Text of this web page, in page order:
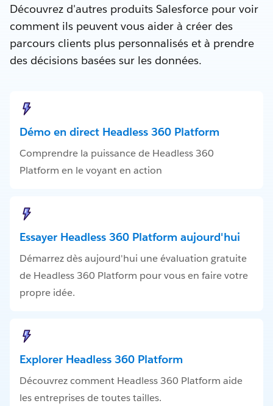
Découvrez d'autres produits Salesforce pour voir
comment ils peuvent vous aider à créer des
parcours clients plus personnalisés et à prendre
des décisions basées sur les données.
Démo en direct Headless 360 Platform
Comprendre la puissance de Headless 360
Platform en le voyant en action
Essayer Headless 360 Platform aujourd'hui
Démarrez dès aujourd'hui une évaluation gratuite
de Headless 360 Platform pour vous en faire votre
propre idée.
Explorer Headless 360 Platform
Découvrez comment Headless 360 Platform aide
les entreprises de toutes tailles.